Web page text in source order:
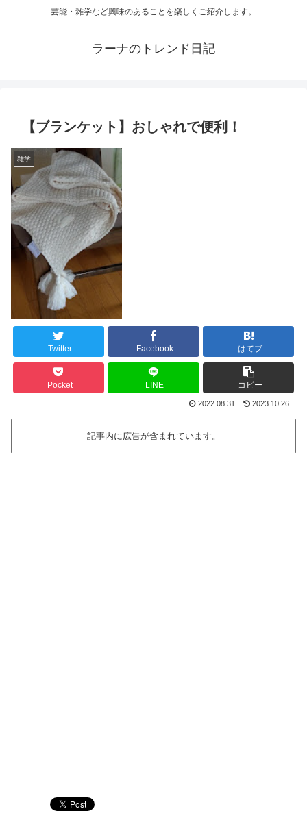
芸能・雑学など興味のあることを楽しくご紹介します。
ラーナのトレンド日記
【ブランケット】おしゃれで便利！
雑学
Twitter Facebook はてブ
Pocket LINE コピー
2022.08.31 2023.10.26
記事内に広告が含まれています。